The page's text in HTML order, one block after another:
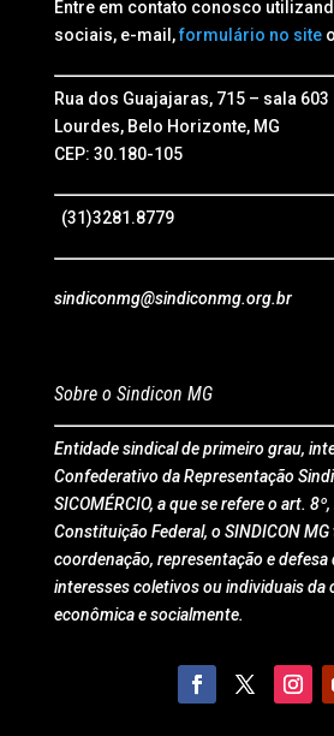
Entre em contato conosco
sociais, e-mail,formulário no site
Rua dos Guajajaras, 715 – sala 603
Lourdes, Belo Horizonte, MG
CEP: 30.180-105
(31)3281.8779
sindiconmg@sindiconmg.org.br
Sobre o Sindicon MG
Entidade sindical de primeiro grau,
Confederativo da Representação
SICOMÉRCIO, a que se refere o art.
Constituição Federal, o SINDICON
coordenação, representação e defesa
interesses coletivos ou individuais da
econômica e socialmente.